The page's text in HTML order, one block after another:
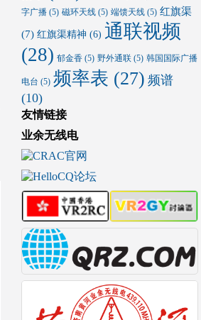
字广播(5) 磁环天线(5) 端馈天线(5) 红旗渠
(7) 红旗渠精神 (6) 通联视频
(28) 郁金香(5) 野外通联(5) 韩国国际广播
电台 (5) 频率表 (27) 频谱
(10)
友情链接
业余无线电